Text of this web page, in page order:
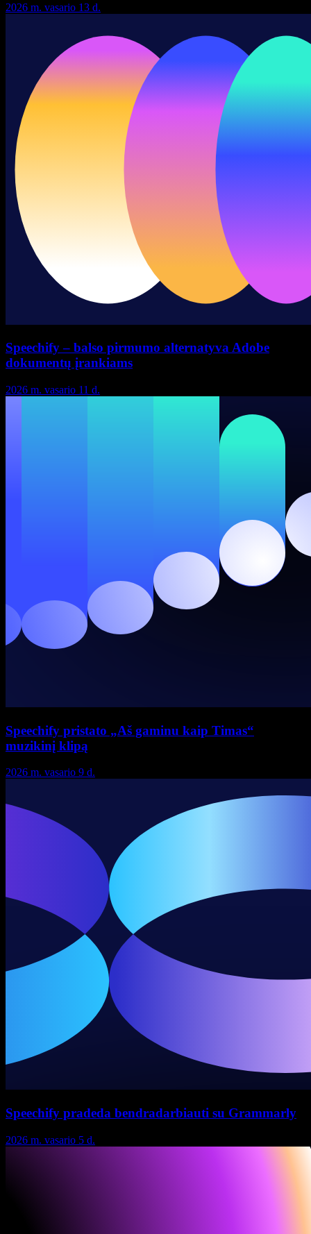
2026 m. vasario 13 d.
Speechify – balso pirmumo alternatyva Adobe
dokumentų įrankiams
2026 m. vasario 11 d.
Speechify pristato „Aš gaminu kaip Timas“
muzikinį klipą
2026 m. vasario 9 d.
Speechify pradeda bendradarbiauti su Grammarly
2026 m. vasario 5 d.